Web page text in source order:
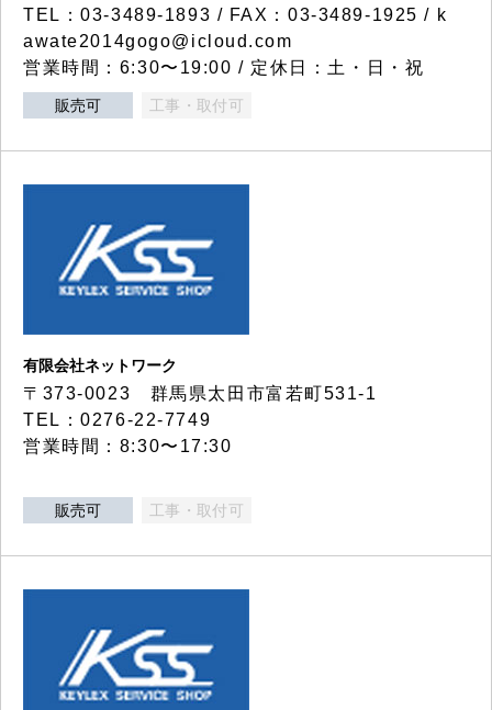
TEL：03-3489-1893 / FAX：03-3489-1925 / k
awate2014gogo@icloud.com
営業時間：6:30〜19:00 / 定休日：土・日・祝
販売可 工事・取付可
有限会社ネットワーク
〒373-0023 群馬県太田市富若町531-1
TEL：0276-22-7749
営業時間：8:30〜17:30
販売可 工事・取付可